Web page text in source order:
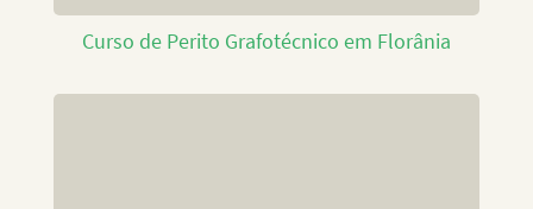
Curso de Perito Grafotécnico em Florânia